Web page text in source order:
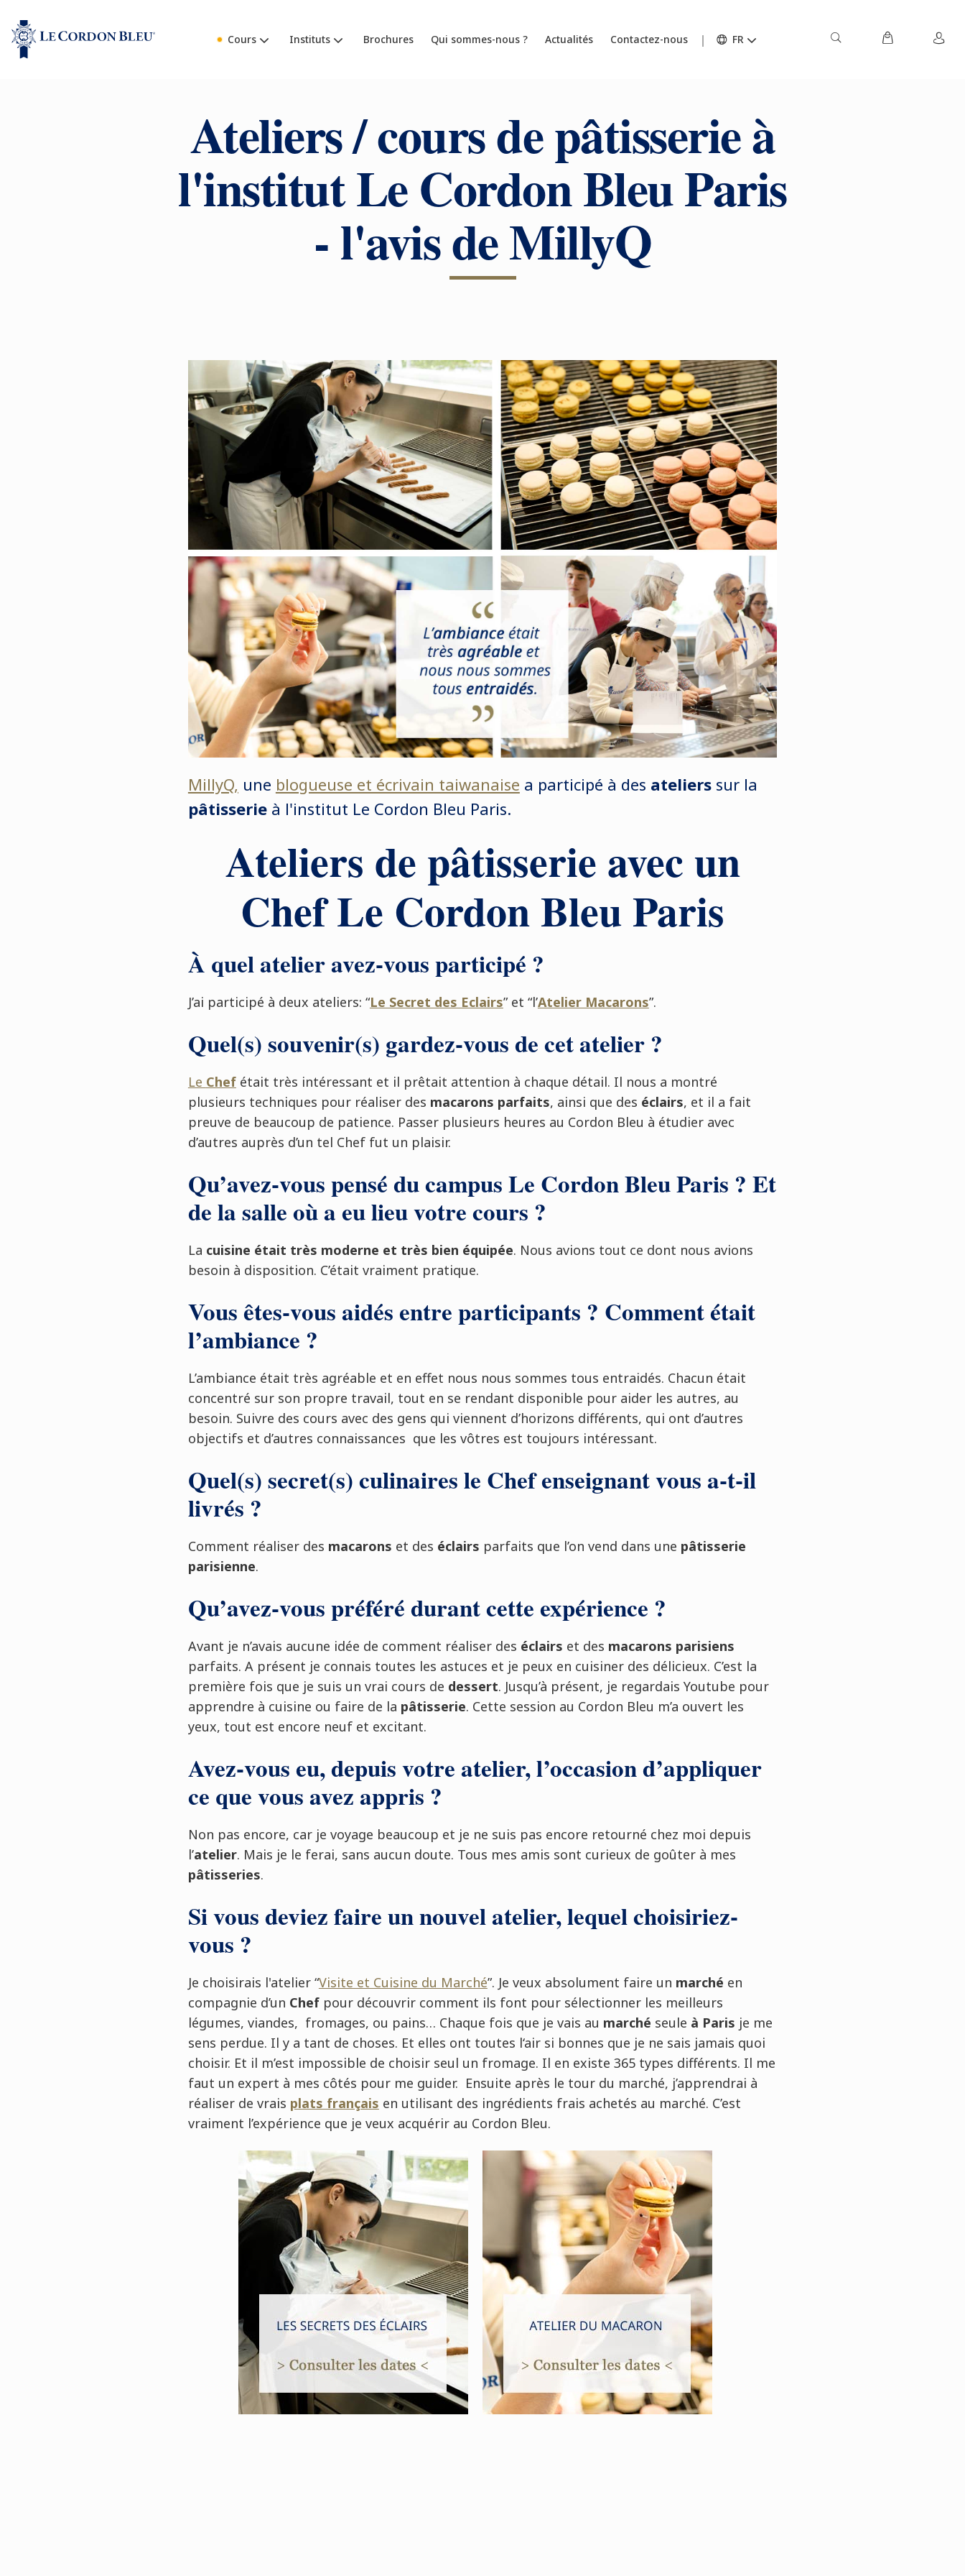
Cours Instituts Brochures Qui sommes-nous ? Actualités Contactez-nous FR
Ateliers / cours de pâtisserie à
l'institut Le Cordon Bleu Paris
- l'avis de MillyQ
MillyQ, une blogueuse et écrivain taiwanaise a participé à des atelierssur la
pâtisserieà l'institut Le Cordon Bleu Paris.
Ateliers de pâtisserie avec un
Chef Le Cordon Bleu Paris
À quel atelier avez-vous participé ?
J’ai participé à deux ateliers: “Le Secret des Eclairs” et “l’Atelier Macarons”.
Quel(s) souvenir(s) gardez-vous de cet atelier ?
Le Chefétait très intéressant et il prêtait attention à chaque détail. Il nous a montré
plusieurs techniques pour réaliser des macarons parfaits, ainsi que des éclairs, et il a fait
preuve de beaucoup de patience. Passer plusieurs heures au Cordon Bleu à étudier avec
d’autres auprès d’un tel Chef fut un plaisir.
Qu’avez-vous pensé du campus Le Cordon Bleu Paris ? Et
de la salle où a eu lieu votre cours ?
La cuisine était très moderne et très bien équipée. Nous avions tout ce dont nous avions
besoin à disposition. C’était vraiment pratique.
Vous êtes-vous aidés entre participants ? Comment était
l’ambiance ?
L’ambiance était très agréable et en effet nous nous sommes tous entraidés. Chacun était
concentré sur son propre travail, tout en se rendant disponible pour aider les autres, au
besoin. Suivre des cours avec des gens qui viennent d’horizons différents, qui ont d’autres
objectifs et d’autres connaissances que les vôtres est toujours intéressant.
Quel(s) secret(s) culinaires le Chef enseignant vous a-t-il
livrés ?
Comment réaliser des macarons et des éclairs parfaits que l’on vend dans une pâtisserie
parisienne.
Qu’avez-vous préféré durant cette expérience ?
Avant je n’avais aucune idée de comment réaliser des éclairs et des macarons parisiens
parfaits. A présent je connais toutes les astuces et je peux en cuisiner des délicieux. C’est la
première fois que je suis un vrai cours de dessert. Jusqu’à présent, je regardais Youtube pour
apprendre à cuisine ou faire de la pâtisserie. Cette session au Cordon Bleu m’a ouvert les
yeux, tout est encore neuf et excitant.
Avez-vous eu, depuis votre atelier, l’occasion d’appliquer
ce que vous avez appris ?
Non pas encore, car je voyage beaucoup et je ne suis pas encore retourné chez moi depuis
l’atelier. Mais je le ferai, sans aucun doute. Tous mes amis sont curieux de goûter à mes
pâtisseries.
Si vous deviez faire un nouvel atelier, lequel choisiriez-
vous ?
Je choisirais l'atelier “Visite et Cuisine du Marché”. Je veux absolument faire un marché en
compagnie d’un Chefpour découvrir comment ils font pour sélectionner les meilleurs
légumes, viandes, fromages, ou pains… Chaque fois que je vais au marché seule à Paris je me
sens perdue. Il y a tant de choses. Et elles ont toutes l‘air si bonnes que je ne sais jamais quoi
choisir. Et il m’est impossible de choisir seul un fromage. Il en existe 365 types différents. Il me
faut un expert à mes côtés pour me guider. Ensuite après le tour du marché, j’apprendrai à
réaliser de vrais plats français en utilisant des ingrédients frais achetés au marché. C’est
vraiment l’expérience que je veux acquérir au Cordon Bleu.